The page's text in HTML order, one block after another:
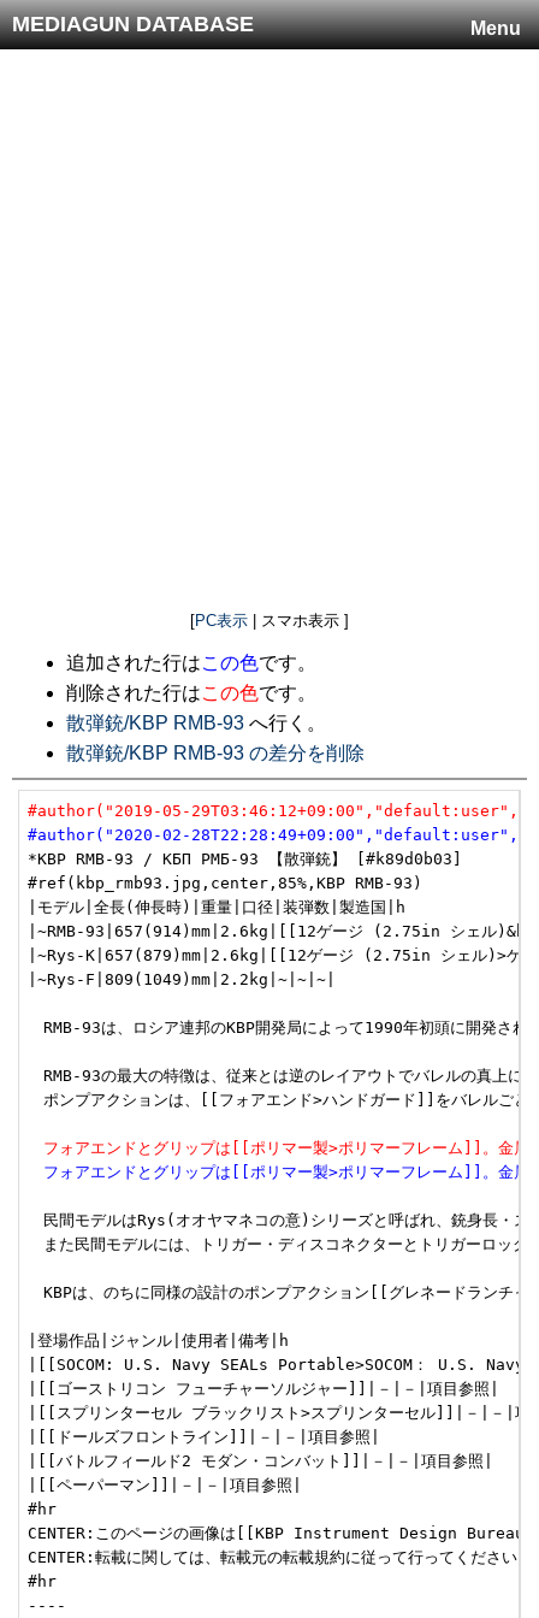
Menu
MEDIAGUN DATABASE
[PC表示 | スマホ表示 ]
追加された行はこの色です。
削除された行はこの色です。
散弾銃/KBP RMB-93 へ行く。
散弾銃/KBP RMB-93 の差分を削除
#author("2019-05-
#author("2020-02-
*KBP RMB-93 / КБП РМБ-93 【散弾銃】 [#k89d0b03]
#ref(kbp_rmb93.jpg,center,85%,KBP RMB-93)
|モデル|全長(伸長時)|重量|口径|装弾数|製造国|h
|~RMB-93|657(914)mm|2.6kg|[[12ゲージ (2.75in シェル
|~Rys-K|657(879)mm|2.6kg|[[12ゲージ (2.75in シェル)>ゲ
|~Rys-F|809(1049)mm|2.2kg|~|~|~|
RMB-93は、ロシア連邦のKBP開発局によって1990年初頭に開発さ
RMB-93の最大の特徴は、従来とは逆のレイアウトでバレルの真上
ポンプアクションは、[[フォアエンド>ハンドガード]]をバレルごと
フォアエンドとグリップは[[ポリマー製>ポリマーフレーム]]。金属
フォアエンドとグリップは[[ポリマー製>ポリマーフレーム]]。金属
民間モデルはRys(オオヤマネコの意)シリーズと呼ばれ、銃身長・ス
また民間モデルには、トリガー・ディスコネクターとトリガーロッ
KBPは、のちに同様の設計のポンプアクション[[グレネードランチ
|登場作品|ジャンル|使用者|備考|h
|[[SOCOM: U.S. Navy SEALs Portable>SOCOM： U.S.
|[[ゴーストリコン フューチャーソルジャー]]|－|－|項目参照|
|[[スプリンターセル ブラックリスト>スプリンターセル]]|－|－|項
|[[ドールズフロントライン]]|－|－|項目参照|
|[[バトルフィールド2 モダン・コンバット]]|－|－|項目参照|
|[[ペーパーマン]]|－|－|項目参照|
#hr
CENTER:このページの画像は[[KBP Instrument Design
CENTER:転載に関しては、転載元の転載規約に従って行ってください。
#hr
----